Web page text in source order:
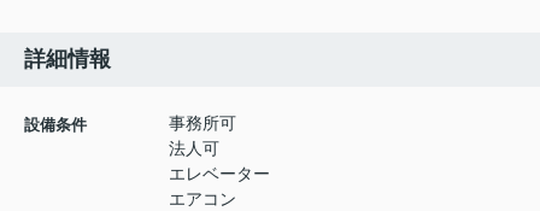
詳細情報
設備条件
事務所可
法人可
エレベーター
エアコン